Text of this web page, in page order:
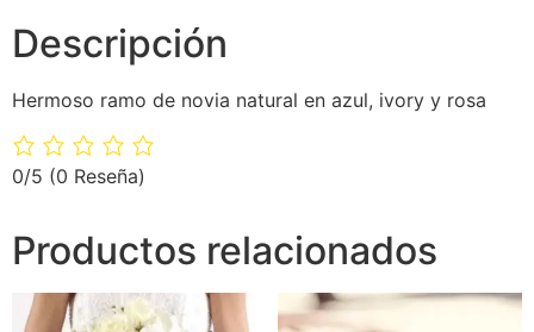
Descripción
Hermoso ramo de novia natural en azul, ivory y rosa
0/5 (0 Reseña)
Productos relacionados